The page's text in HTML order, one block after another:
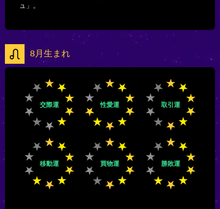
ュ」。
8月生まれ
交際運 性愛運 取引運
移動運 買物運 勝敗運